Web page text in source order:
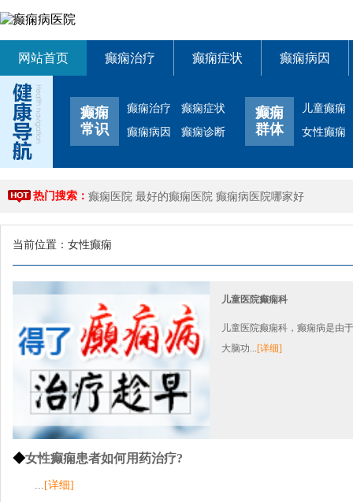
网站首页 癫痫治疗 癫痫症状 癫痫病因
癫痫
常识
癫痫治疗
癫痫症状
癫痫病因
癫痫诊断
癫痫
群体
儿童癫痫
女性癫痫
热门搜索： 癫痫医院 最好的癫痫医院 癫痫病医院哪家好
当前位置： 女性癫痫
儿童医院癫痫科
儿童医院癫痫科，癫痫病是由
大脑功...[详细]
◆女性癫痫患者如何用药治疗?
... [详细]